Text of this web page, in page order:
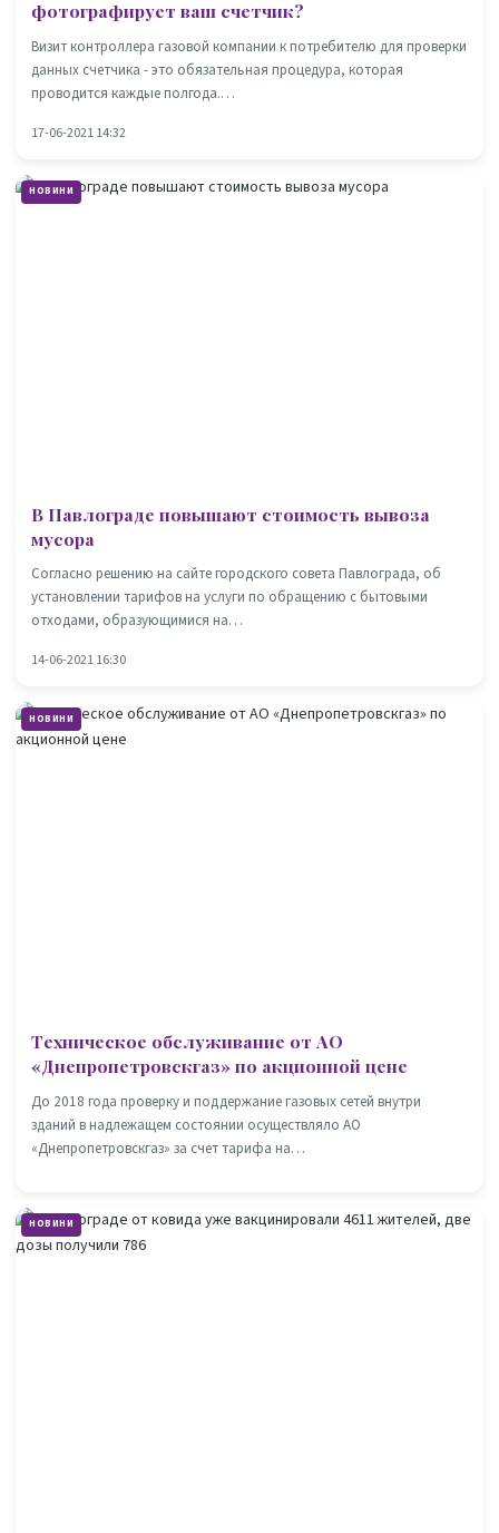
фотографирует ваш счетчик?
Визит контроллера газовой компании к потребителю для проверки
данных счетчика - это обязательная процедура, которая
проводится каждые полгода.…
17-06-2021 14:32
НОВИНИ
В Павлограде повышают стоимость вывоза
мусора
Согласно решению на сайте городского совета Павлограда, об
установлении тарифов на услуги по обращению с бытовыми
отходами, образующимися на…
14-06-2021 16:30
НОВИНИ
Техническое обслуживание от АО
«Днепропетровскгаз» по акционной цене
До 2018 года проверку и поддержание газовых сетей внутри
зданий в надлежащем состоянии осуществляло АО
«Днепропетровскгаз» за счет тарифа на…
НОВИНИ